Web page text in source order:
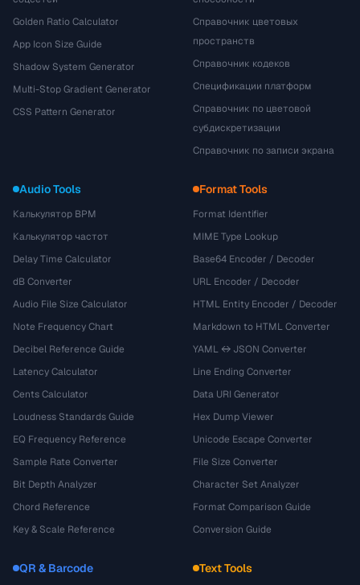
Golden Ratio Calculator
App Icon Size Guide
Shadow System Generator
Multi-Stop Gradient Generator
CSS Pattern Generator
Справочник цветовых
пространств
Справочник кодеков
Спецификации платформ
Справочник по цветовой
субдискретизации
Справочник по записи экрана
Audio Tools
Калькулятор BPM
Калькулятор частот
Delay Time Calculator
dB Converter
Audio File Size Calculator
Note Frequency Chart
Decibel Reference Guide
Latency Calculator
Cents Calculator
Loudness Standards Guide
EQ Frequency Reference
Sample Rate Converter
Bit Depth Analyzer
Chord Reference
Key & Scale Reference
Format Tools
Format Identifier
MIME Type Lookup
Base64 Encoder / Decoder
URL Encoder / Decoder
HTML Entity Encoder / Decoder
Markdown to HTML Converter
YAML ↔ JSON Converter
Line Ending Converter
Data URI Generator
Hex Dump Viewer
Unicode Escape Converter
File Size Converter
Character Set Analyzer
Format Comparison Guide
Conversion Guide
QR & Barcode Text Tools